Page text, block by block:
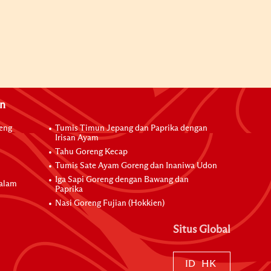
Tumis Timun Jepang dan Paprika dengan
Irisan Ayam
Tahu Goreng Kecap
Tumis Sate Ayam Goreng dan Inaniwa Udon
Iga Sapi Goreng dengan Bawang dan
Paprika
Nasi Goreng Fujian (Hokkien)
Situs Global
ID HK